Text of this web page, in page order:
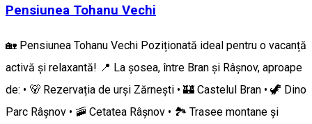
Pensiunea Tohanu Vechi
🏡 Pensiunea Tohanu Vechi Poziționată ideal pentru o vacanță
activă și relaxantă! 📍 La șosea, între Bran și Râșnov, aproape
de: • 🐻 Rezervația de urși Zărnești • 🏰 Castelul Bran • 🦖 Dino
Parc Râșnov • 🚠 Cetatea Râșnov • 🏞️ Trasee montane și